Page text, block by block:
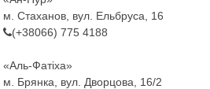
м. Стаханов, вул. Ельбруса, 16
(+38066) 775 4188
«Аль-Фатіха»
м. Брянка, вул. Дворцова, 16/2